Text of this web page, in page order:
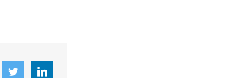
TwitterLinkedin